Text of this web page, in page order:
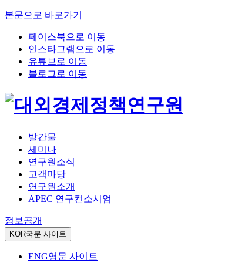
본문으로 바로가기
페이스북으로 이동
인스타그램으로 이동
유튜브로 이동
블로그로 이동
발간물
세미나
연구원소식
고객마당
연구원소개
APEC 연구컨소시엄
정보공개
KOR국문 사이트
ENG영문 사이트